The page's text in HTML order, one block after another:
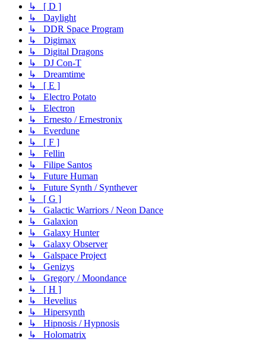
↳ [ D ]
↳ Daylight
↳ DDR Space Program
↳ Digimax
↳ Digital Dragons
↳ DJ Con-T
↳ Dreamtime
↳ [ E ]
↳ Electro Potato
↳ Electron
↳ Ernesto / Ernestronix
↳ Everdune
↳ [ F ]
↳ Fellin
↳ Filipe Santos
↳ Future Human
↳ Future Synth / Synthever
↳ [ G ]
↳ Galactic Warriors / Neon Dance
↳ Galaxion
↳ Galaxy Hunter
↳ Galaxy Observer
↳ Galspace Project
↳ Genizys
↳ Gregory / Moondance
↳ [ H ]
↳ Hevelius
↳ Hipersynth
↳ Hipnosis / Hypnosis
↳ Holomatrix